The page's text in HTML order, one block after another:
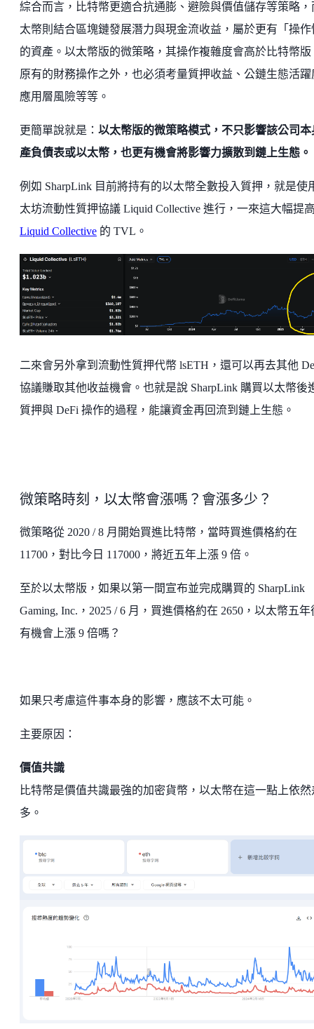
綜合而言，比特幣更適合抗通膨、避險與價值儲存等策略，
太幣則結合區塊鏈發展潛力與現金流收益，屬於更有「操作
的資產。以太幣版的微策略，其操作複雜度會高於比特幣版
原有的財務操作之外，也必須考量質押收益、公鏈生態活躍
應用層風險等等。
更簡單說就是： 以太幣版的微策略模式，不只影響該公司本
產負債表或以太幣，也更有機會將影響力擴散到鏈上生態。
例如 SharpLink 目前將持有的以太幣全數投入質押，就是使
太坊流動性質押協議 Liquid Collective 進行，一來這大幅提
Liquid Collective 的 TVL。
二來會另外拿到流動性質押代幣 lsETH，還可以再去其他
協議賺取其他收益機會。也就是說 SharpLink 購買以太幣後
質押與 DeFi 操作的過程，能讓資金再回流到鏈上生態。
微策略時刻，以太幣會漲嗎？會漲多少？
微策略從 2020 / 8 月開始買進比特幣，當時買進價格約在
11700，對比今日 117000，將近五年上漲 9 倍。
至於以太幣版，如果以第一間宣布並完成購買的 SharpLink
Gaming, Inc.，2025 / 6 月，買進價格約在 2650，以太幣五年
有機會上漲 9 倍嗎？
如果只考慮這件事本身的影響，應該不太可能。
主要原因：
價值共識
比特幣是價值共識最強的加密貨幣，以太幣在這一點上依然
多。